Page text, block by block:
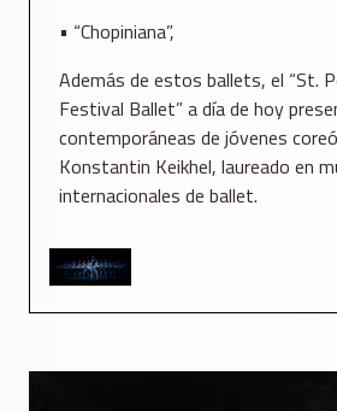
• “Chopiniana”,
Además de estos ballets, el “St.
Festival Ballet” a día de hoy
contemporáneas de jóvenes
Konstantin Keikhel, laureado en
internacionales de ballet.